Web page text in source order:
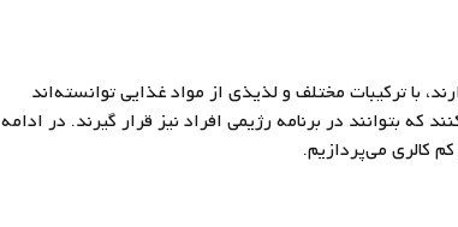
با ترکیبات مختلف و لذیذی از مواد غذایی توانسته‌اند
که بتوانند در برنامه رژیمی افراد نیز قرار گیرند. در ادامه
کالری می‌پردازیم.